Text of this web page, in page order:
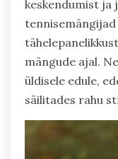
keskendumist ja
mängude ajal.
üldisele edule,
säilitades rahu